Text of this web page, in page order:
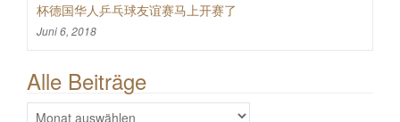
杯德国华人乒乓球友谊赛马上开赛了
Juni 6, 2018
Alle Beiträge
Alle